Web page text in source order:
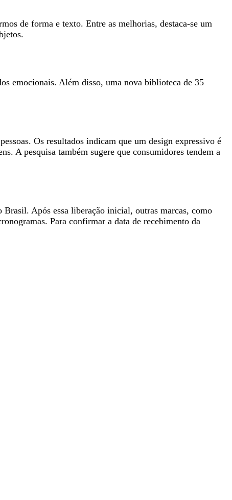
de forma e texto. Entre as melhorias, destaca-se um
emocionais. Além disso, uma nova biblioteca de 35
Os resultados indicam que um design expressivo é
A pesquisa também sugere que consumidores tendem a
Após essa liberação inicial, outras marcas, como
Para confirmar a data de recebimento da